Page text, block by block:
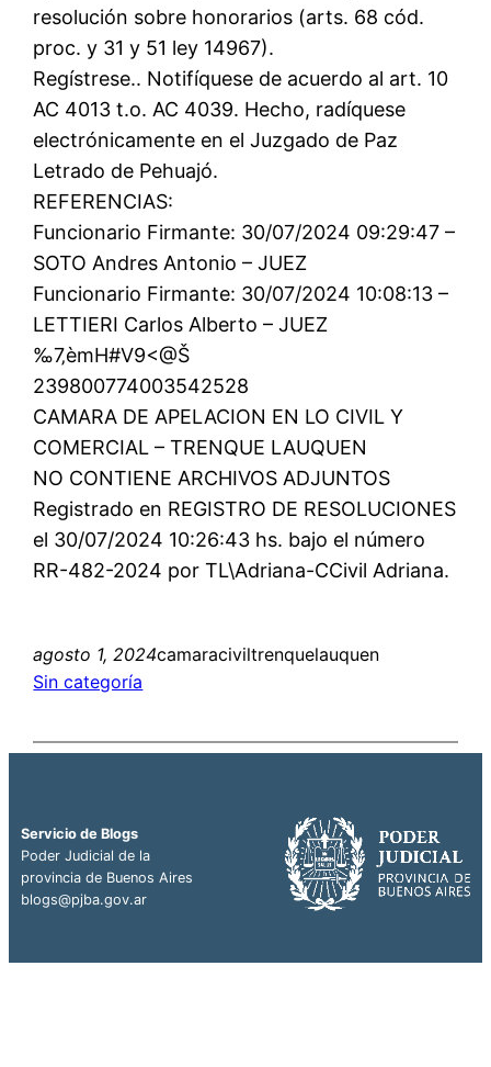
resolución sobre honorarios (arts. 68 cód.
proc. y 31 y 51 ley 14967).
Regístrese.. Notifíquese de acuerdo al art. 10
AC 4013 t.o. AC 4039. Hecho, radíquese
electrónicamente en el Juzgado de Paz
Letrado de Pehuajó.
REFERENCIAS:
Funcionario Firmante: 30/07/2024 09:29:47 –
SOTO Andres Antonio – JUEZ
Funcionario Firmante: 30/07/2024 10:08:13 –
LETTIERI Carlos Alberto – JUEZ
‰7‚èmH#V9<@Š
239800774003542528
CAMARA DE APELACION EN LO CIVIL Y
COMERCIAL – TRENQUE LAUQUEN
NO CONTIENE ARCHIVOS ADJUNTOS
Registrado en REGISTRO DE RESOLUCIONES
el 30/07/2024 10:26:43 hs. bajo el número
RR-482-2024 por TL\Adriana-CCivil Adriana.
agosto 1, 2024camaraciviltrenquelauquen
Sin categoría
Servicio de Blogs
Poder Judicial de la
provincia de Buenos Aires
blogs@pjba.gov.ar